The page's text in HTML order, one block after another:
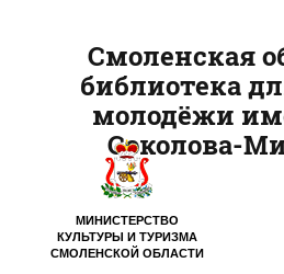
МИНИСТЕРСТВО
КУЛЬТУРЫ И ТУРИЗМА
СМОЛЕНСКОЙ ОБЛАСТИ
Смоленская
библиотека
молодёжи
Соколова-